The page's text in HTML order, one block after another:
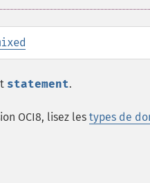
statement.
OCI8, lisez les types de